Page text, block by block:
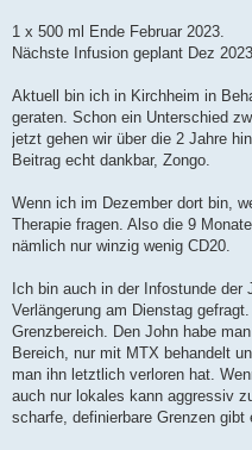
1 x 500 ml Ende Februar 2023.
Nächste Infusion geplant Dez
Aktuell bin ich in Kirchheim in
geraten. Schon ein Unterschied
jetzt gehen wir über die 2 Jahre
Beitrag echt dankbar, Zongo.
Wenn ich im Dezember dort bin,
Therapie fragen. Also die 9
nämlich nur winzig wenig CD20.
Ich bin auch in der Infostunde
Verlängerung am Dienstag
Grenzbereich. Den John habe
Bereich, nur mit MTX behandelt
man ihn letztlich verloren hat.
auch nur lokales kann aggressiv
scharfe, definierbare Grenzen gibt